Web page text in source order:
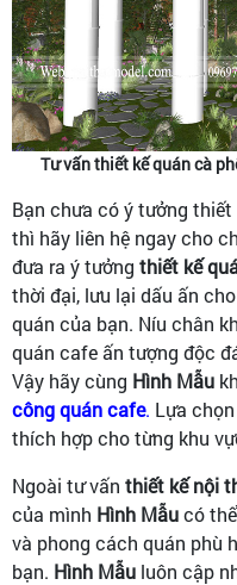
Tư vấn thiết kế quán cà
Bạn chưa có ý tưởng
thì hãy liên hệ ngay cho
đưa ra ý tưởng thiết kế
thời đại, lưu lại dấu ấn
quán của bạn. Níu chân
quán cafe ấn tượng độc
Vậy hãy cùng Hình Mẫu
công quán cafe. Lựa
thích hợp cho từng khu
Ngoài tư vấn thiết kế nội
của mình Hình Mẫucó
và phong cách quán phù
bạn. Hình Mẫu luôn cập